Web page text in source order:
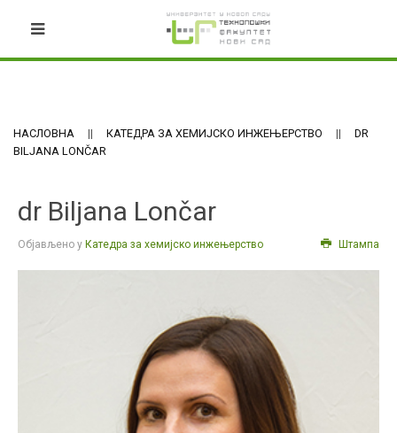
НАСЛОВНА КАТЕДРА ЗА ХЕМИЈСКО ИНЖЕЊЕРСТВО
DR
BILJANA LONČAR
dr Biljana Lončar
Објављено у Катедра за хемијско инжењерство Штампа